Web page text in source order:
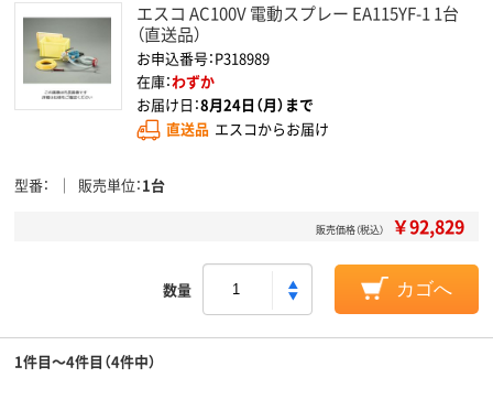
エスコ AC100V 電動スプレー EA115YF-1 1台
（直送品）
お申込番号：P318989
在庫：わずか
お届け日：8月24日（月）まで
直送品 エスコからお届け
型番 販売単位 1台
販売価格（税込） ￥92,829
数量 カゴへ
1件目～4件目（4件中）